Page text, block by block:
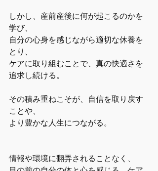
しかし、産前産後に何が起こるのかを
学び、
自分の心身を感じながら適切な休養を
とり、
ケアに取り組むことで、真の快適さを
追求し続ける。
その積み重ねこそが、自信を取り戻す
ことや、
より豊かな人生につながる。
情報や環境に翻弄されることなく、